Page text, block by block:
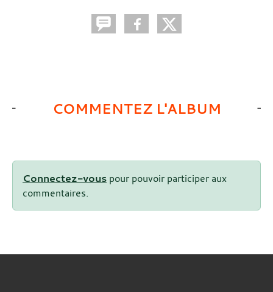
COMMENTEZ L'ALBUM
Connectez-vous pour pouvoir participer aux
commentaires.